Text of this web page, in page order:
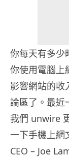
你每天有多少
你使用電腦上
影響網站的收
論區了。最近
我們 unwire
一下手機上網
CEO – Joe